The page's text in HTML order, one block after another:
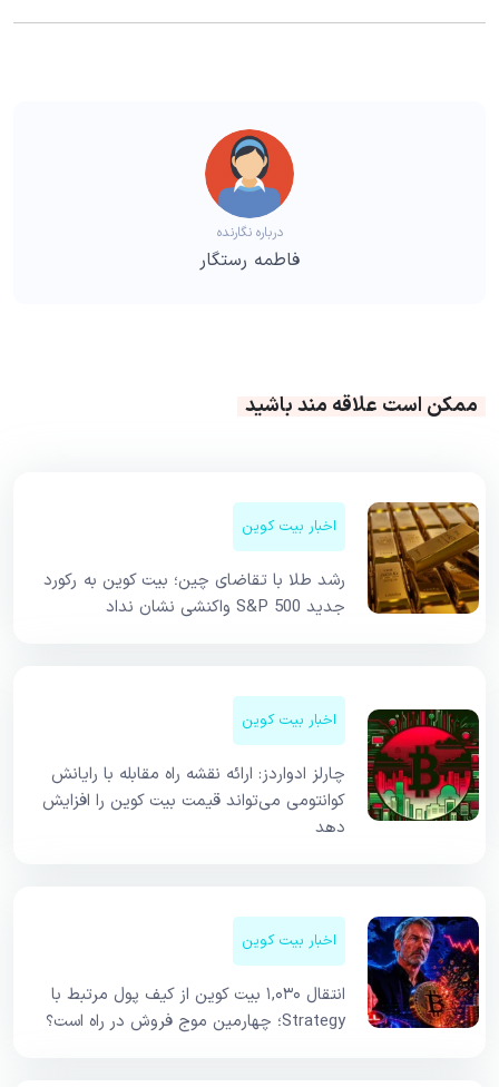
درباره نگارنده
فاطمه رستگار
ممکن است علاقه مند باشید
اخبار بیت کوین
رشد طلا با تقاضای چین؛ بیت کوین به رکورد
جدید S&P 500 واکنشی نشان نداد
اخبار بیت کوین
چارلز ادواردز: ارائه نقشه راه مقابله با رایانش
کوانتومی می‌تواند قیمت بیت کوین را افزایش
دهد
اخبار بیت کوین
انتقال ۱,۰۳۰ بیت کوین از کیف پول مرتبط با
Strategy؛ چهارمین موج فروش در راه است؟